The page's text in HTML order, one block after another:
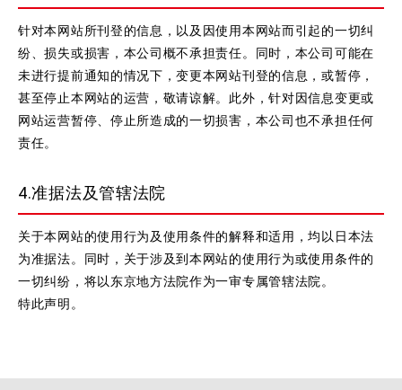
针对本网站所刊登的信息，以及因使用本网站而引起的一切纠
纷、损失或损害，本公司概不承担责任。同时，本公司可能在
未进行提前通知的情况下，变更本网站刊登的信息，或暂停，
甚至停止本网站的运营，敬请谅解。此外，针对因信息变更或
网站运营暂停、停止所造成的一切损害，本公司也不承担任何
责任。
4.准据法及管辖法院
关于本网站的使用行为及使用条件的解释和适用，均以日本法
为准据法。同时，关于涉及到本网站的使用行为或使用条件的
一切纠纷，将以东京地方法院作为一审专属管辖法院。
特此声明。